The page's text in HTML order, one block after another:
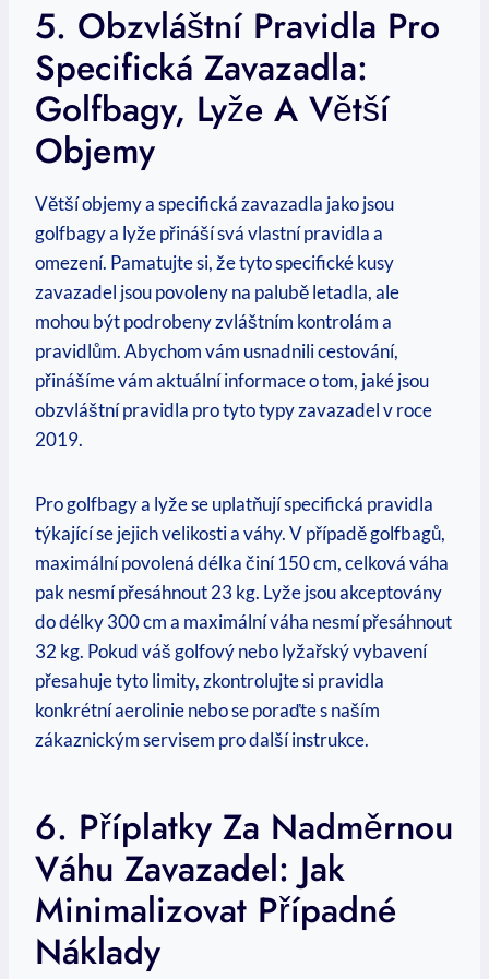
5. Obzvláštní Pravidla Pro
Specifická Zavazadla:
Golfbagy, Lyže A Větší
Objemy
Větší objemy a specifická zavazadla jako jsou
golfbagy a lyže přináší svá vlastní pravidla a
omezení. Pamatujte si, že tyto specifické kusy
zavazadel jsou povoleny na palubě letadla, ale
mohou být podrobeny zvláštním kontrolám a
pravidlům. Abychom vám usnadnili cestování,
přinášíme vám aktuální informace o tom, jaké jsou
obzvláštní pravidla pro tyto typy zavazadel v roce
2019.
Pro golfbagy a lyže se uplatňují specifická pravidla
týkající se jejich velikosti a váhy. V případě golfbagů,
maximální povolená délka činí 150 cm, celková váha
pak nesmí přesáhnout 23 kg. Lyže jsou akceptovány
do délky 300 cm a maximální váha nesmí přesáhnout
32 kg. Pokud váš golfový nebo lyžařský vybavení
přesahuje tyto limity, zkontrolujte si pravidla
konkrétní aerolinie nebo se poraďte s naším
zákaznickým servisem pro další instrukce.
6. Příplatky Za Nadměrnou
Váhu Zavazadel: Jak
Minimalizovat Případné
Náklady